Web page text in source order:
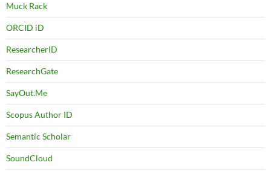
Muck Rack
ORCID iD
ResearcherID
ResearchGate
SayOut.Me
Scopus Author ID
Semantic Scholar
SoundCloud